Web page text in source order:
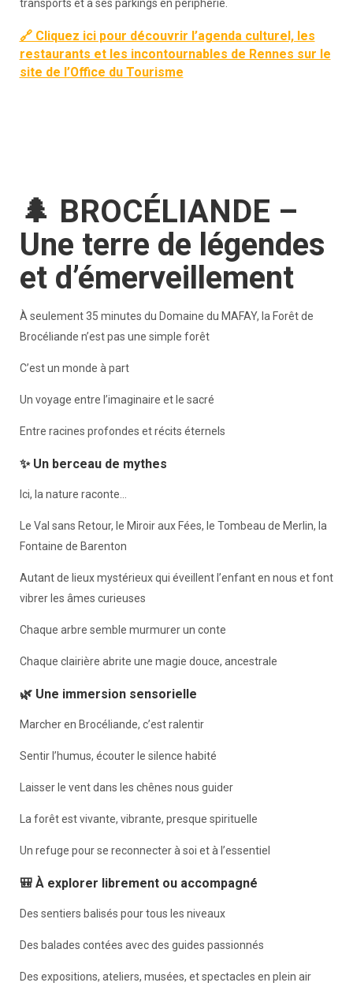
transports et à ses parkings en périphérie.
🔗 Cliquez ici pour découvrir l’agenda culturel, les
restaurants et les incontournables de Rennes sur le
site de l’Office du Tourisme
🌲 BROCÉLIANDE –
Une terre de légendes
et d’émerveillement
À seulement 35 minutes du Domaine du MAFAY, la Forêt de
Brocéliande n’est pas une simple forêt
C’est un monde à part
Un voyage entre l’imaginaire et le sacré
Entre racines profondes et récits éternels
✨ Un berceau de mythes
Ici, la nature raconte…
Le Val sans Retour, le Miroir aux Fées, le Tombeau de Merlin, la
Fontaine de Barenton
Autant de lieux mystérieux qui éveillent l’enfant en nous et font
vibrer les âmes curieuses
Chaque arbre semble murmurer un conte
Chaque clairière abrite une magie douce, ancestrale
🌿 Une immersion sensorielle
Marcher en Brocéliande, c’est ralentir
Sentir l’humus, écouter le silence habité
Laisser le vent dans les chênes nous guider
La forêt est vivante, vibrante, presque spirituelle
Un refuge pour se reconnecter à soi et à l’essentiel
🎒 À explorer librement ou accompagné
Des sentiers balisés pour tous les niveaux
Des balades contées avec des guides passionnés
Des expositions, ateliers, musées, et spectacles en plein air